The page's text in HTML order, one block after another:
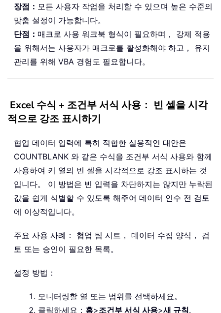
장점： 모든 사용자 작업을 처리할 수 있으며 높은 수준의
맞춤 설정이 가능합니다。
단점： 매크로 사용 워크북 형식이 필요하며， 강제 적용
을 위해서는 사용자가 매크로를 활성화해야 하고， 유지
관리를 위해 VBA 경험도 필요합니다。
Excel 수식 + 조건부 서식 사용： 빈 셀을 시각
적으로 강조 표시하기
협업 데이터 입력에 특히 적합한 실용적인 대안은
COUNTBLANK 와 같은 수식을 조건부 서식 사용와 함께
사용하여 키 열의 빈 셀을 시각적으로 강조 표시하는 것
입니다。 이 방법은 빈 입력을 차단하지는 않지만 누락된
값을 쉽게 식별할 수 있도록 해주어 데이터 인수 전 검토
에 이상적입니다。
주요 사용 사례： 협업 팀 시트， 데이터 수집 양식， 검
토 또는 승인이 필요한 목록。
설정 방법：
모니터링할 열 또는 범위를 선택하세요。
클릭하세요： 홈>조건부 서식 사용>새 규칙.